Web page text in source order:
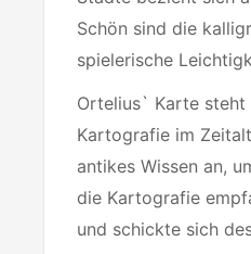
Schön sind die
spielerische
Ortelius` Karte steht
Kartografie im
antikes Wissen an,
die Kartografie
und schickte sich